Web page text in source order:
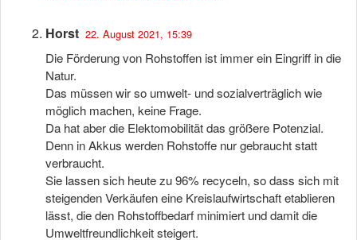
Horst 22. August 2021, 15:39
Die Förderung von Rohstoffen ist immer ein Eingriff in die
Natur.
Das müssen wir so umwelt- und sozialverträglich wie
möglich machen, keine Frage.
Da hat aber die Elektomobilität das größere Potenzial.
Denn in Akkus werden Rohstoffe nur gebraucht statt
verbraucht.
Sie lassen sich heute zu 96% recyceln, so dass sich mit
steigenden Verkäufen eine Kreislaufwirtschaft etablieren
lässt, die den Rohstoffbedarf minimiert und damit die
Umweltfreundlichkeit steigert.